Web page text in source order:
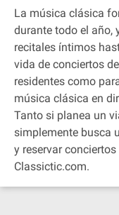
La música clásica
durante todo el año,
recitales íntimos
vida de conciertos
residentes como
música clásica en
Tanto si planea un
simplemente busca
y reservar
Classictic.com.